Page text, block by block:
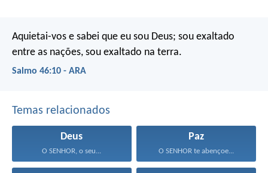
Aquietai-vos e sabei que eu sou Deus; sou exaltado
entre as nações, sou exaltado na terra.
Salmo 46:10 - ARA
Temas relacionados
Deus
O SENHOR, o seu...
Paz
O SENHOR te abençoe...